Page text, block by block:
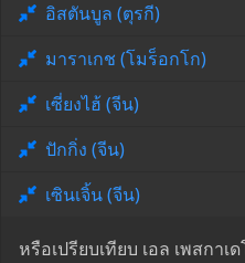
อิสตันบูล (ตุรกี)
มาราเกช (โมร็อกโก)
เซี่ยงไฮ้ (จีน)
ปักกิ่ง (จีน)
เซินเจิ้น (จีน)
หรือเปรียบเทียบ เอล เพสกาเ